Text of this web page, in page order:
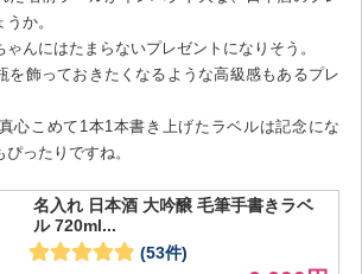
か。
んにはたまらないプレゼントになりそう。
を飾っておきたくなるような高級感もあるプレ
心こめて1本1本書き上げたラベルは記念にな
ったりですね。